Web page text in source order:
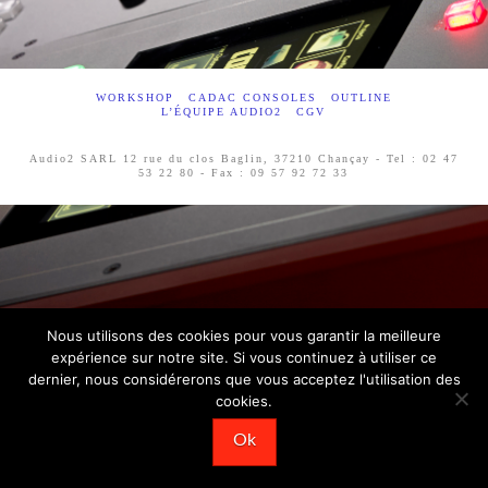
WORKSHOP CADAC CONSOLES
OUTLINE
L’ÉQUIPE AUDIO2
CGV
Audio2 SARL 12 rue du clos Baglin, 37210 Chançay - Tel : 02 47
53 22 80 - Fax : 09 57 92 72 33
Nous utilisons des cookies pour vous garantir la meilleure
expérience sur notre site. Si vous continuez à utiliser ce
dernier, nous considérerons que vous acceptez l'utilisation des
cookies.
Ok